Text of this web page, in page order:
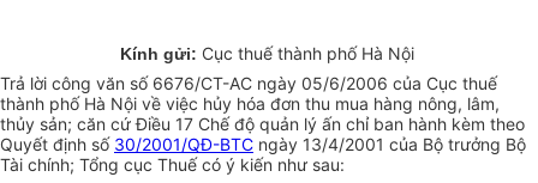
Kính gửi: Cục thuế thành phố Hà Nội
Trả lời công văn số 6676/CT-AC ngày 05/6/2006 của Cục thuế
thành phố Hà Nội về việc hủy hóa đơn thu mua hàng nông, lâm,
thủy sản; căn cứ Điều 17 Chế độ quản lý ấn chỉ ban hành kèm theo
Quyết định số 30/2001/QĐ-BTC ngày 13/4/2001 của Bộ trưởng Bộ
Tài chính; Tổng cục Thuế có ý kiến như sau: